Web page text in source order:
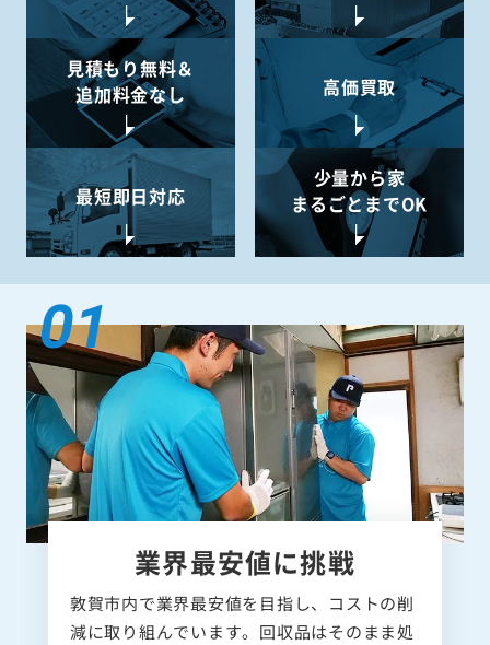
見積もり無料＆
追加料金なし
高価買取
最短即日対応
少量から家
まるごとまでOK
業界最安値に挑戦
敦賀市内で業界最安値を目指し、コストの削
減に取り組んでいます。回収品はそのまま処